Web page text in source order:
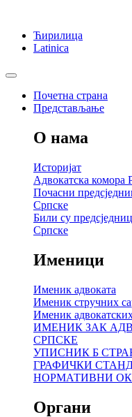
Ћирилица
Latinica
Почетна страна
Представљање
О нама
Историјат
Адвокатска комора
Почасни
Српске
Били су
Српске
Именици
Именик адвоката
Именик стручних
Именик
ИМЕНИК ЗАК
СРПСКЕ
УПИСНИК Б
ГРАФИЧКИ
НОРМАТИВНИ
Органи